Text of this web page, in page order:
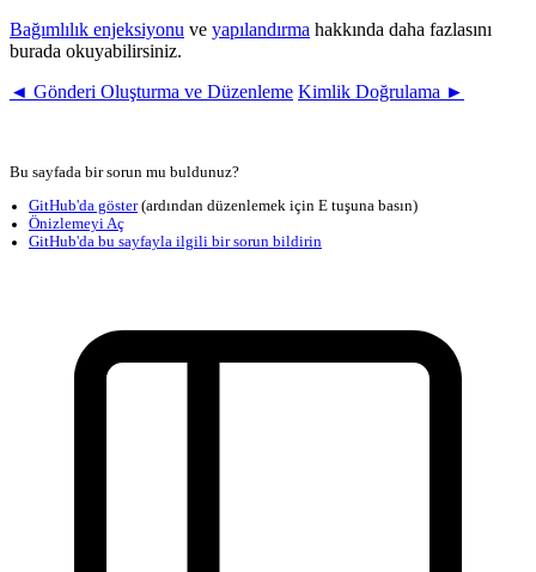
Bağımlılık enjeksiyonu ve yapılandırma hakkında daha fazlasını
burada okuyabilirsiniz.
◄ Gönderi Oluşturma ve Düzenleme Kimlik Doğrulama ►